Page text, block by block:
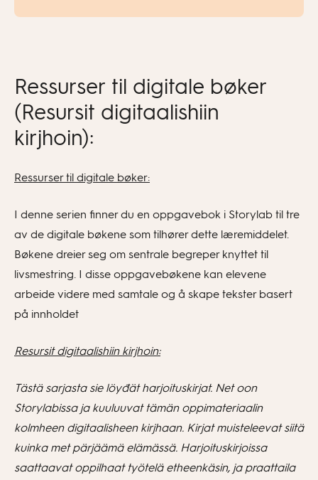
Ressurser til digitale bøker
(Resursit digitaalishiin
kirjhoin):
Ressurser til digitale bøker:
I denne serien finner du en oppgavebok i Storylab til tre
av de digitale bøkene som tilhører dette læremiddelet.
Bøkene dreier seg om sentrale begreper knyttet til
livsmestring. I disse oppgavebøkene kan elevene
arbeide videre med samtale og å skape tekster basert
på innholdet
Resursit digitaalishiin kirjhoin:
Tästä sarjasta sie löyđät harjoituskirjat. Net oon
Storylabissa ja kuuluuvat tämän oppimateriaalin
kolmheen digitaalisheen kirjhaan. Kirjat muisteleevat siitä
kuinka met pärjäämä elämässä. Harjoituskirjoissa
saattaavat oppilhaat työtelä etheenkäsin, ja praattaila